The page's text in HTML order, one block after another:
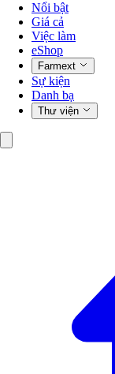
Nổi bật
Giá cả
Việc làm
eShop
Farmext
Sự kiện
Danh bạ
Thư viện